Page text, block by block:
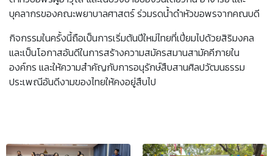
บุคลากรของคณะพยาบาลศาสตร์ ร่วมรดน้ำดำหัวขอพรจากคณบดี
กิจกรรมในครั้งนี้ถือเป็นการเริ่มต้นปีใหม่ไทยที่เปี่ยมไปด้วยสิริมงคล
และเป็นโอกาสอันดีในการสร้างความสมัครสมานสามัคคีภายใน
องค์กร และให้ความสำคัญกับการอนุรักษ์สืบสานศิลปวัฒนธรรม
ประเพณีอันดีงามของไทยให้คงอยู่สืบไป